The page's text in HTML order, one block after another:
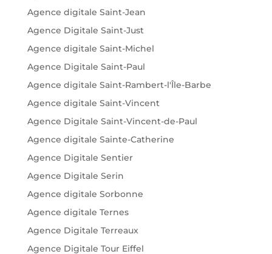
Agence digitale Saint-Jean
Agence Digitale Saint-Just
Agence digitale Saint-Michel
Agence Digitale Saint-Paul
Agence digitale Saint-Rambert-l'Île-Barbe
Agence digitale Saint-Vincent
Agence Digitale Saint-Vincent-de-Paul
Agence digitale Sainte-Catherine
Agence Digitale Sentier
Agence Digitale Serin
Agence digitale Sorbonne
Agence digitale Ternes
Agence Digitale Terreaux
Agence Digitale Tour Eiffel